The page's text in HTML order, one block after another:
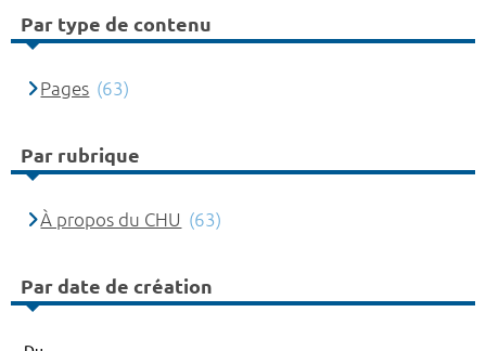
Par type de contenu
Pages (63)
Par rubrique
À propos du CHU (63)
Par date de création